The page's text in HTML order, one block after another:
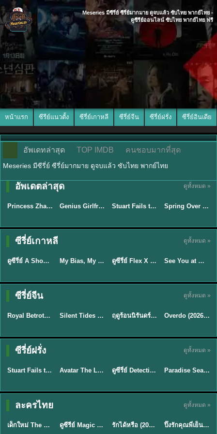
Meseries มีซีรี่ย์ ซีรี่ย์มากมาย ดูจบแล้ว ซับไทย พากย์ไทย -
ดูซีรีย์ออนไลน์ ซับไทย พากย์ไทย ฟรี
หน้าแรก ซีรีย์แนวตั้ง ซีรี่ย์เกาหลี ซีรี่ย์จีน ซีรี่ย์ฝรั่ง ซีรี่ย์อินเดีย
อัพเดทล่าสุด TOP IMDB คนชอบมากที่สุด
Meseries มีซีรี่ย์ ซีรี่ย์มากมาย ดูจบแล้ว ซับไทย พากย์ไทย
อัพเดตล่าสุด ดูทั้งหมด »
★8
พากย์ไทย/ซับ
ไทย
Princess Zhaoyang องค์หญิงเจาหยาง (2026) พากย์ไทย ซับไทย EP.1-18 ★9
พากย์ไทย/ซับ
Genius Girlfriend แฟนสาวอัจฉริยะ (2026) พากย์ไทย ซับไทย EP.1-28 ★9.3 Stuart Fails to Save the Universe สจ๊วตล่มแผนกู้จักรวาล (2026) พากย์ไทย ซับไทย EP.1-10
ซับไทย
Spring Over Phoenix Pond (2026) หงส์คืนบัลลังก์แค้น พากย์ไทย ซับไทย EP1-21
ซีรี่ย์เกาหลี ดูทั้งหมด »
★8 EP.16
พากย์ไทย
TH EP. 16
ดูซีรี่ย์ A Shop for Killers 2 ร้านลับนักฆ่า ซีซัน 2 (2026) ซับไทย-พากย์ไทย My Bias, My Boss เมื่อเมนฉันเป็นประธานบริษัท (2026) พากย์ไทย ซับไทย EP.1-12 ★8 EP.16
Sub EP. 16 | TH
ดูซีรี่ย์ Flex X Cop คุณชายสายสืบ (2024) พากย์ไทย-ซับไทย EP.1-16 (จบ) ★9
ซับไทย | พากย์
Sub EP. 8 | TH
See You at Work Tomorrow! เจอกันที่ออฟฟิศพรุ่งนี้นะ พากย์ไทย
ซีรี่ย์จีน ดูทั้งหมด »
★9
ซับไทย
Royal Betrothal (2026) สัญญาวิวาห์แห่งราชวงศ์ พากย์ไทย ซับไทย EP1-32 ★9.5 Silent Tides คลื่นลมลวง (2025) พากย์ไทย ซับไทย EP.1-31 ★8.8 ฤดูร้อนนิรันดร์ (2026) Never-Ending Summer พากย์ไทย EP.1-29
ซับไทย
Overdo (2026) รักเกินแค้น พากย์ไทย ซับไทย EP1-33 (จบ)
ซีรี่ย์ฝรั่ง ดูทั้งหมด »
★9.3
พากย์ไทย
Stuart Fails to Save the Universe สจ๊วตล่มแผนกู้จักรวาล (2026) พากย์ไทย ซับไทย EP.1-10 ★7.8 EP.7Avatar The Last Airbender 2 เณรน้อยเจ้าอภินิหาร พากย์ไทย EP.9ดูซีรี่ย์ Detective Hole (2026) พากย์ไทย HD ฟรี อัปเดตล่าสุด Netflix EP.8
พากย์ไทย
Paradise Season 2 (2026) พากย์ไทย EP1-8 ดูซีรี่ย์ฝรั่ง HD ครบทุกตอน
ละครไทย ดูทั้งหมด »
★ 8 EP.6
พากย์ไทย
เด็กใหม่ The Reset 2026 EP1-6 พากย์ไทย ดูซีรี่ย์ Netflix ล่าสุด HD ดูซีรีย์ Magic Move (2026) ทำนายทายรัก Thai EP.1-10 HD รักได้หรือ (2026) YOUNG Let's Begin Again พากย์ไทย EP.1-19 ★8
พากย์ไทย
ปิ๊งรักคุณพี่เย็นชา (2026) Frozen Valentine EP.1-10 (จบ)